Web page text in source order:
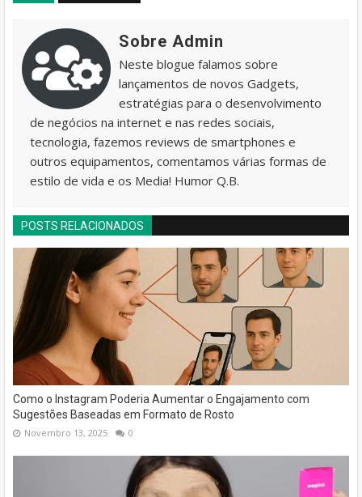
Sobre Admin
Neste blogue falamos sobre
lançamentos de novos Gadgets,
estratégias para o desenvolvimento
de negócios na internet e nas redes sociais,
tecnologia, fazemos reviews de smartphones e
outros equipamentos, comentamos várias formas de
estilo de vida e os Media! Humor Q.B.
POSTS RELACIONADOS
Como o Instagram Poderia Aumentar o Engajamento com
Sugestões Baseadas em Formato de Rosto
Novembro 13, 2025 0